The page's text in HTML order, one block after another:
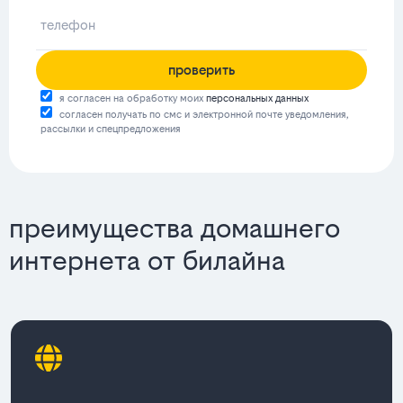
проверить
я согласен на обработку моих персональных данных
согласен получать по смс и электронной почте уведомления,
рассылки и спецпредложения
преимущества домашнего
интернета от билайна